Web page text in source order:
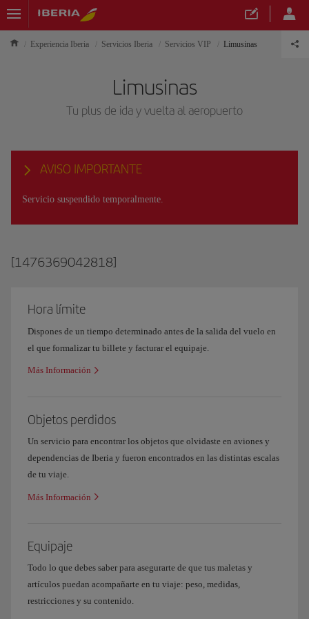
Experiencia Iberia Servicios Iberia Servicios VIP Limusinas
Limusinas
Tu plus de ida y vuelta al aeropuerto
AVISO IMPORTANTE
Servicio suspendido temporalmente.
[1476369042818]
Hora límite
Dispones de un tiempo determinado antes de la salida del vuelo en
el que formalizar tu billete y facturar el equipaje.
Más Información
Objetos perdidos
Un servicio para encontrar los objetos que olvidaste en aviones y
dependencias de Iberia y fueron encontrados en las distintas escalas
de tu viaje.
Más Información
Equipaje
Todo lo que debes saber para asegurarte de que tus maletas y
artículos puedan acompañarte en tu viaje: peso, medidas,
restricciones y su contenido.